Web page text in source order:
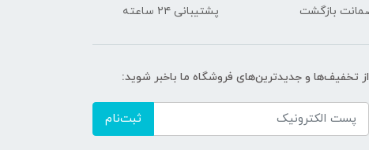
پشتیبانی ۲۴ ساعته
از تخفیف‌ها و جدیدترین‌های فروشگاه ما باخبر شوید:
ثبت‌نام